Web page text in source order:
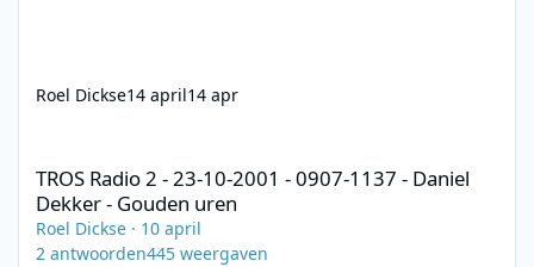
Roel Dickse14 april14 apr
TROS Radio 2 - 23-10-2001 - 0907-1137 - Daniel
Dekker - Gouden uren
Roel Dickse · 10 april
2 antwoorden445 weergaven